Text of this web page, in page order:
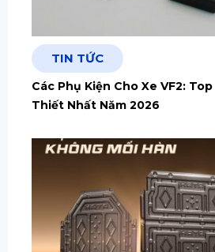
TIN TỨC
Các Phụ Kiện Cho Xe VF2:
Thiết Nhất Năm 2026